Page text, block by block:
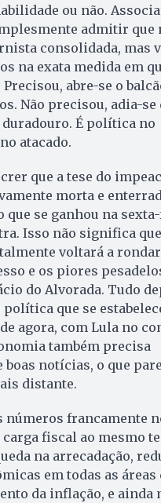
ou não.
admitir que
consolidada, mas
na exata medida em
abre-se o
Não precisou, adia-se
É política no
atacado.
que a tese do
morta e
que se ganhou na
Isso não significa
voltará a rondar
e os piores
do Alvorada. Tudo
que se
agora, com Lula no
também precisa
boas notícias, o que
distante.
números francamente
fiscal ao mesmo
na arrecadação,
em todas as áreas
da inflação, e ainda